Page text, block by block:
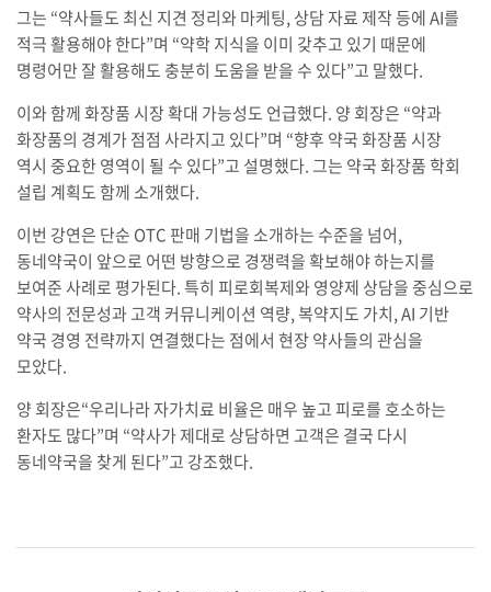
그는 “약사들도 최신 지견 정리와 마케팅, 상담 자료 제작 등에 AI를
적극 활용해야 한다”며 “약학 지식을 이미 갖추고 있기 때문에
명령어만 잘 활용해도 충분히 도움을 받을 수 있다”고 말했다.
이와 함께 화장품 시장 확대 가능성도 언급했다. 양 회장은 “약과
화장품의 경계가 점점 사라지고 있다”며 “향후 약국 화장품 시장
역시 중요한 영역이 될 수 있다”고 설명했다. 그는 약국 화장품 학회
설립 계획도 함께 소개했다.
이번 강연은 단순 OTC 판매 기법을 소개하는 수준을 넘어,
동네약국이 앞으로 어떤 방향으로 경쟁력을 확보해야 하는지를
보여준 사례로 평가된다. 특히 피로회복제와 영양제 상담을 중심으로
약사의 전문성과 고객 커뮤니케이션 역량, 복약지도 가치, AI 기반
약국 경영 전략까지 연결했다는 점에서 현장 약사들의 관심을
모았다.
양 회장은“우리나라 자가치료 비율은 매우 높고 피로를 호소하는
환자도 많다”며 “약사가 제대로 상담하면 고객은 결국 다시
동네약국을 찾게 된다”고 강조했다.